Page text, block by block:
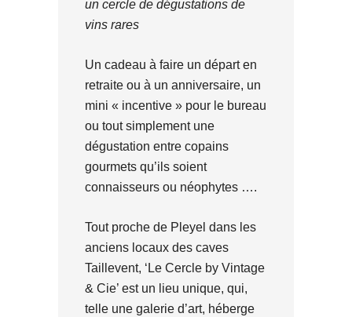
un cercle de dégustations de
vins rares
Un cadeau à faire un départ en
retraite ou à un anniversaire, un
mini « incentive » pour le bureau
ou tout simplement une
dégustation entre copains
gourmets qu’ils soient
connaisseurs ou néophytes ….
Tout proche de Pleyel dans les
anciens locaux des caves
Taillevent, ‘Le Cercle by Vintage
& Cie’ est un lieu unique, qui,
telle une galerie d’art, héberge